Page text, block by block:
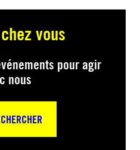
vous
pour agir
nous